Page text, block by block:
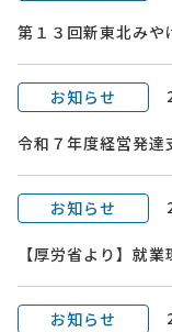
第１３回新東北みや
お知らせ
令和７年度経営発達
お知らせ
【厚労省より】就
お知らせ